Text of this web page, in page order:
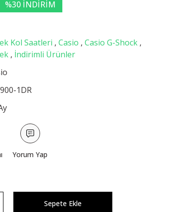
%30 İNDİRİM
Kol Saatleri , Casio , Casio G-Shock ,
, İndirimli Ürünler
1DR
Yorum Yap
Sepete Ekle